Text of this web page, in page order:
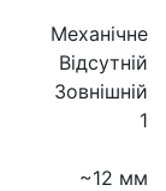
Механічне
Відсутній
Зовнішній
1
~12 мм